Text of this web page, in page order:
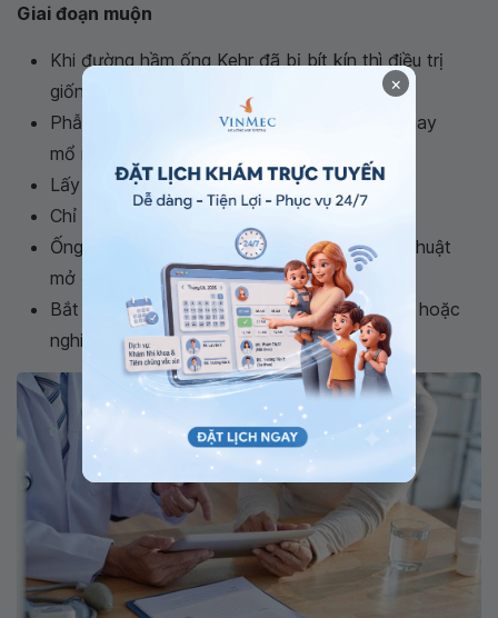
Giai đoạn muộn
Khi đường hầm ống Kehr đã bị bít kín thì điều trị
giống như khi chưa mổ
Phẫu thuật mở ống mật chủ lấy sỏi (mổ hở hay
mổ nội soi)
Lấy sỏi qua đường hầm ống Kehr
Chỉ định đặt ống Kehr:
Ống Kehr được đặt trong hầu hết các phẫu thuật
mở ống mật chủ
Bắt buộc đặt ống Kehr khi lấy không hết sỏi hoặc
nghi ngờ còn sót sỏi sau mổ.
×